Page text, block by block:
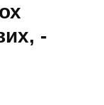
-